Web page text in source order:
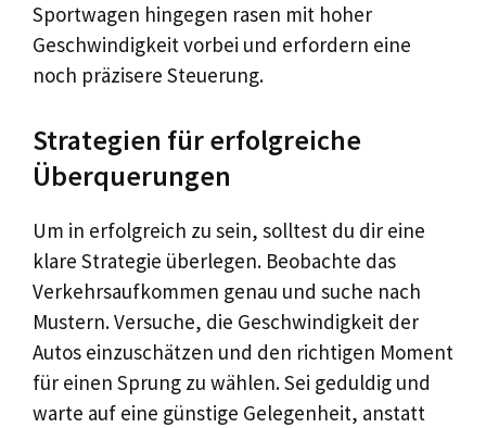
Sportwagen hingegen rasen mit hoher
Geschwindigkeit vorbei und erfordern eine
noch präzisere Steuerung.
Strategien für erfolgreiche
Überquerungen
Um in erfolgreich zu sein, solltest du dir eine
klare Strategie überlegen. Beobachte das
Verkehrsaufkommen genau und suche nach
Mustern. Versuche, die Geschwindigkeit der
Autos einzuschätzen und den richtigen Moment
für einen Sprung zu wählen. Sei geduldig und
warte auf eine günstige Gelegenheit, anstatt